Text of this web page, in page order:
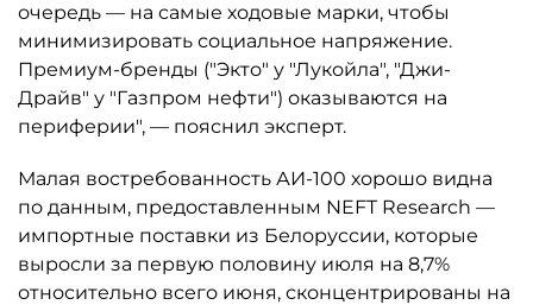
очередь — на самые ходовые марки, чтобы
минимизировать социальное напряжение.
Премиум-бренды ("Экто" у "Лукойла", "Джи-
Драйв" у "Газпром нефти") оказываются на
периферии", — пояснил эксперт.
Малая востребованность АИ-100 хорошо видна
по данным, предоставленным NEFT Research —
импортные поставки из Белоруссии, которые
выросли за первую половину июля на 8,7%
относительно всего июня, сконцентрированы на